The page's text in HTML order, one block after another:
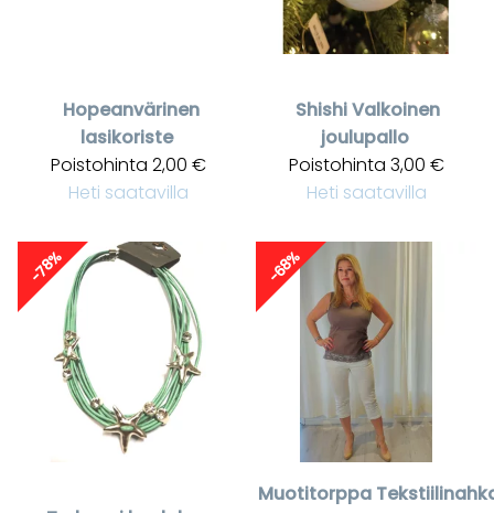
Hopeanvärinen
lasikoriste
Poistohinta 2,00 €
Heti saatavilla
ShishiValkoinen
joulupallo
Poistohinta 3,00 €
Heti saatavilla
-78% -68%
Muotitorppa